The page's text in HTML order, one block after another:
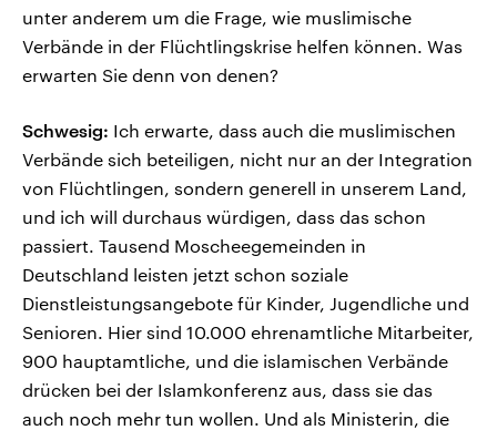
unter anderem um die Frage, wie muslimische
Verbände in der Flüchtlingskrise helfen können. Was
erwarten Sie denn von denen?
Schwesig: Ich erwarte, dass auch die muslimischen
Verbände sich beteiligen, nicht nur an der Integration
von Flüchtlingen, sondern generell in unserem Land,
und ich will durchaus würdigen, dass das schon
passiert. Tausend Moscheegemeinden in
Deutschland leisten jetzt schon soziale
Dienstleistungsangebote für Kinder, Jugendliche und
Senioren. Hier sind 10.000 ehrenamtliche Mitarbeiter,
900 hauptamtliche, und die islamischen Verbände
drücken bei der Islamkonferenz aus, dass sie das
auch noch mehr tun wollen. Und als Ministerin, die